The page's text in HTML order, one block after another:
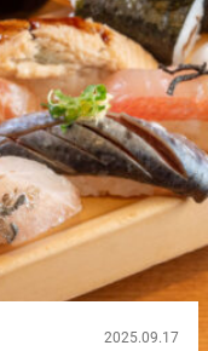
2025.09.17